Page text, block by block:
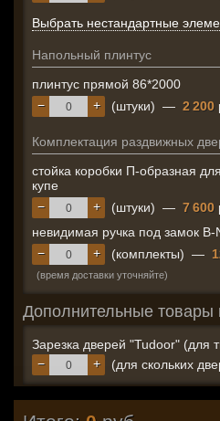
Выбрать нестандартные
Напольный плинтус
плинтус прямой 86*2000
+
− (штуки) — 2 200
Комплектация раздвижных
стойка коробки П-образная
купе
+
− (штуки) — 7 600
невидимая ручка под замок B-
+
− (комплекты) —
(время доставки уточняйте)
Дополнительные товары
Зарезка дверей "Tudoor" (для
+
− (для скольких